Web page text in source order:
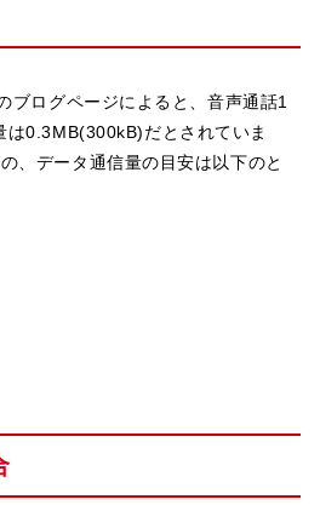
ブログページによると、音声通話1
は0.3MB(300kB)だとされていま
、データ通信量の目安は以下のと